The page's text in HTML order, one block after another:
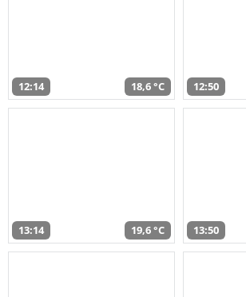
12:14 18,6 °C 12:50
13:14 19,6 °C 13:50